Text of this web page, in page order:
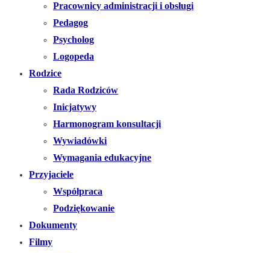
Pracownicy administracji i obsługi
Pedagog
Psycholog
Logopeda
Rodzice
Rada Rodziców
Inicjatywy
Harmonogram konsultacji
Wywiadówki
Wymagania edukacyjne
Przyjaciele
Współpraca
Podziękowanie
Dokumenty
Filmy